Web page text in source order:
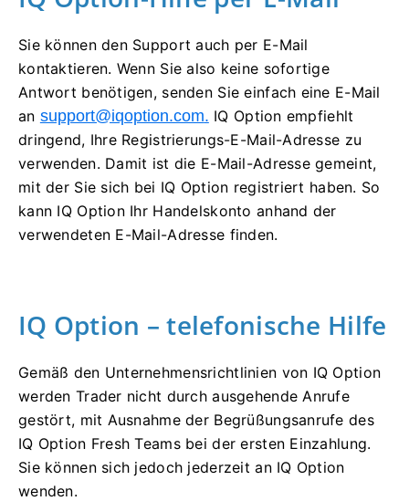
Sie können den Support auch per E-Mail
kontaktieren. Wenn Sie also keine sofortige
Antwort benötigen, senden Sie einfach eine E-Mail
an support@iqoption.com. IQ Option empfiehlt
dringend, Ihre Registrierungs-E-Mail-Adresse zu
verwenden. Damit ist die E-Mail-Adresse gemeint,
mit der Sie sich bei IQ Option registriert haben. So
kann IQ Option Ihr Handelskonto anhand der
verwendeten E-Mail-Adresse finden.
IQ Option – telefonische Hilfe
Gemäß den Unternehmensrichtlinien von IQ Option
werden Trader nicht durch ausgehende Anrufe
gestört, mit Ausnahme der Begrüßungsanrufe des
IQ Option Fresh Teams bei der ersten Einzahlung.
Sie können sich jedoch jederzeit an IQ Option
wenden.